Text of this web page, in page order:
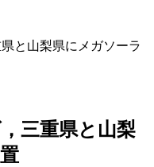
と山梨県にメガソーラ
三重県と山梨